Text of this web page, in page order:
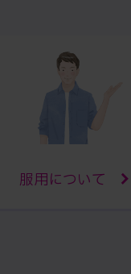
服用について